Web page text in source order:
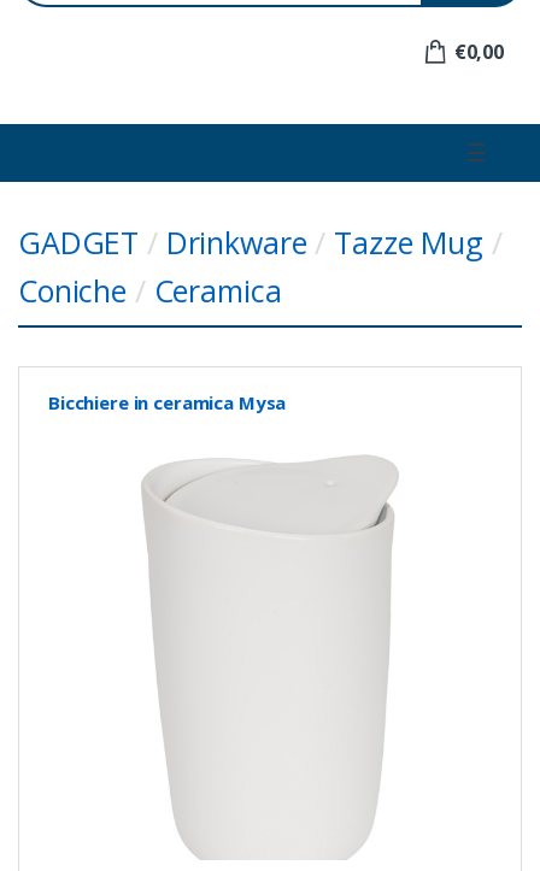
€0,00
☰
GADGET / Drinkware/ Tazze Mug /
Coniche / Ceramica
Bicchiere in ceramica Mysa